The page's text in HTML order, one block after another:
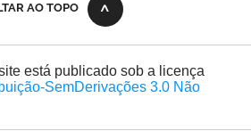
AO TOPO
está publicado sob a licença
SemDerivações 3.0 Não